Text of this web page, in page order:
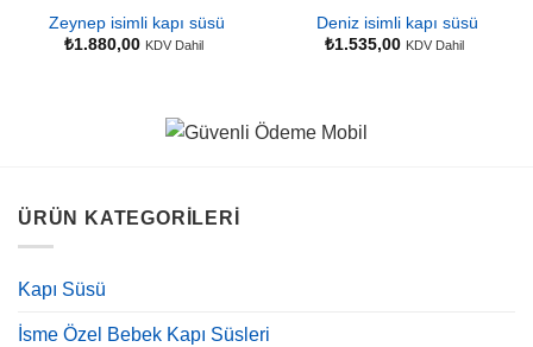
Zeynep isimli kapı süsü
₺1.880,00 KDV Dahil
Deniz isimli kapı süsü
₺1.535,00 KDV Dahil
ÜRÜN KATEGORILERI
Kapı Süsü
İsme Özel Bebek Kapı Süsleri